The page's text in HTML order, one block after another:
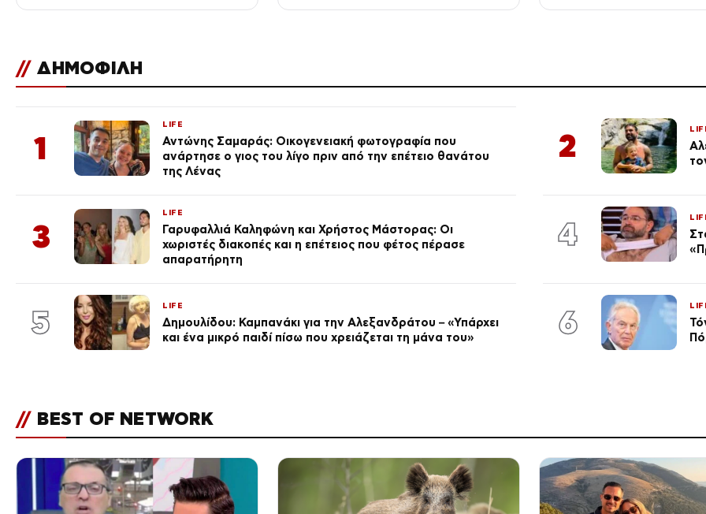
// ΔΗΜΟΦΙΛΗ
1
LIFE
Αντώνης Σαμαράς: Οικογενειακή φωτογραφία που
ανάρτησε ο γιος του λίγο πριν από την επέτειο θανάτου
της Λένας
2
3
LIFE
Γαρυφαλλιά Καληφώνη και Χρήστος Μάστορας: Οι
χωριστές διακοπές και η επέτειος που φέτος πέρασε
απαρατήρητη
4
5 LIFE
Δημουλίδου: Καμπανάκι για την Αλεξανδράτου – «Υπάρχει
και ένα μικρό παιδί πίσω που χρειάζεται τη μάνα του»
6
// BEST OF NETWORK